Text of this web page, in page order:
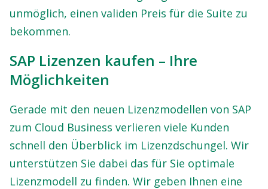
unmöglich, einen validen Preis für die Suite zu
bekommen.
SAP Lizenzen kaufen – Ihre
Möglichkeiten
Gerade mit den neuen Lizenzmodellen von SAP
zum Cloud Business verlieren viele Kunden
schnell den Überblick im Lizenzdschungel. Wir
unterstützen Sie dabei das für Sie optimale
Lizenzmodell zu finden. Wir geben Ihnen eine